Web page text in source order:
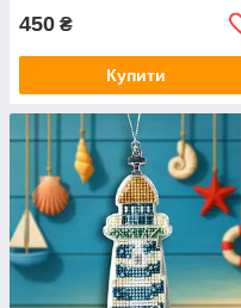
450 ₴
Купити